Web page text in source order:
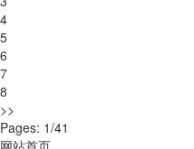
4
5
6
7
8
>>
Pages: 1/41
网站首页